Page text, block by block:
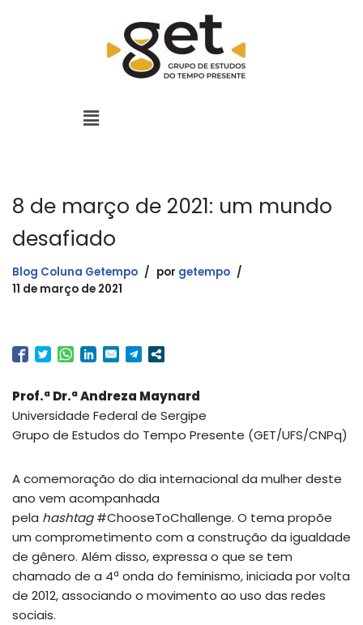
8 de março de 2021: um mundo
desafiado
Blog Coluna Getempo por getempo
11 de março de 2021
Prof.ª Dr.ª Andreza Maynard
Universidade Federal de Sergipe
Grupo de Estudos do Tempo Presente (GET/UFS/CNPq)
A comemoração do dia internacional da mulher deste
ano vem acompanhada
pela hashtag#ChooseToChallenge. O tema propõe
um comprometimento com a construção da igualdade
de gênero. Além disso, expressa o que se tem
chamado de a 4ª onda do feminismo, iniciada por volta
de 2012, associando o movimento ao uso das redes
sociais.